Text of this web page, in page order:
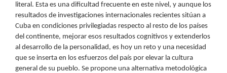
literal. Esta es una dificultad frecuente en este nivel, y aunque los
resultados de investigaciones internacionales recientes sitúan a
Cuba en condiciones privilegiadas respecto al resto de los países
del continente, mejorar esos resultados cognitivos y extenderlos
al desarrollo de la personalidad, es hoy un reto y una necesidad
que se inserta en los esfuerzos del país por elevar la cultura
general de su pueblo. Se propone una alternativa metodológica